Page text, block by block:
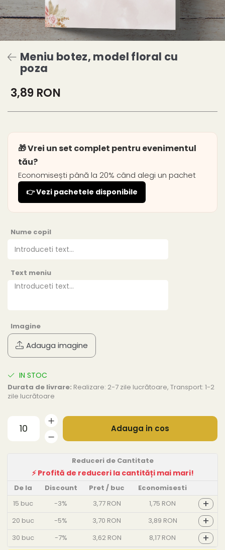
Meniu botez, model floral cu
poza
3,89 RON
🎁 Vrei un set complet pentru evenimentul
tău?
Economisești până la 20% când alegi un pachet
👉 Vezi pachetele disponibile
Nume copil
Text meniu
Imagine
Adauga imagine
IN STOC
Durata de livrare: Realizare: 2-7 zile lucrătoare, Transport: 1-2
zile lucrătoare
Adauga in cos
Reduceri de Cantitate
De la Discount Pret / buc
Economisesti
15 buc -3% 3,77 RON 1,75 RON +
20 buc -5% 3,70 RON 3,89 RON +
30 buc -7% 3,62 RON 8,17 RON +